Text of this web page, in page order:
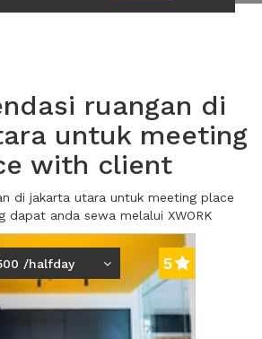
ruangan di
untuk meeting
with client
di jakarta utara untuk meeting place
dapat anda sewa melalui XWORK
/halfday 5